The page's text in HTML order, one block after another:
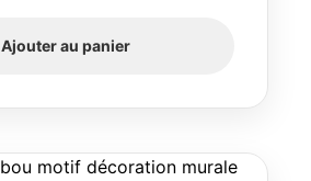
Ajouter au panier